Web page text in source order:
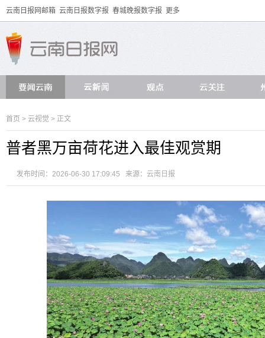
云南日报网邮箱 云南日报数字报 春城晚报数字报 更多
首页 > 云视觉 > 正文
普者黑万亩荷花进入最佳观赏期
发布时间：2026-06-30 17:09:45 来源： 云南日报